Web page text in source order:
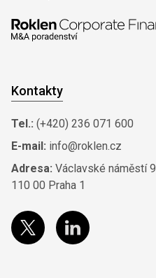
Kontakty
Tel.: (+420) 236 071 600
E-mail: info@roklen.cz
Adresa: Václavské náměstí 9
110 00 Praha 1